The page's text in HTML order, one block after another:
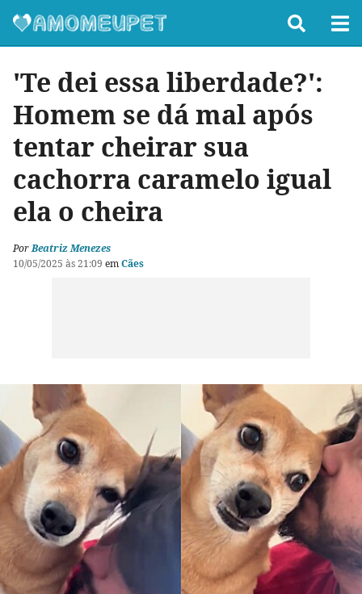
'Te dei essa liberdade?':
Homem se dá mal após
tentar cheirar sua
cachorra caramelo igual
ela o cheira
PorBeatriz Menezes
10/05/2025 às 21:09 emCães